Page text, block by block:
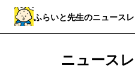
ふらいと先生のニュース
ニュース